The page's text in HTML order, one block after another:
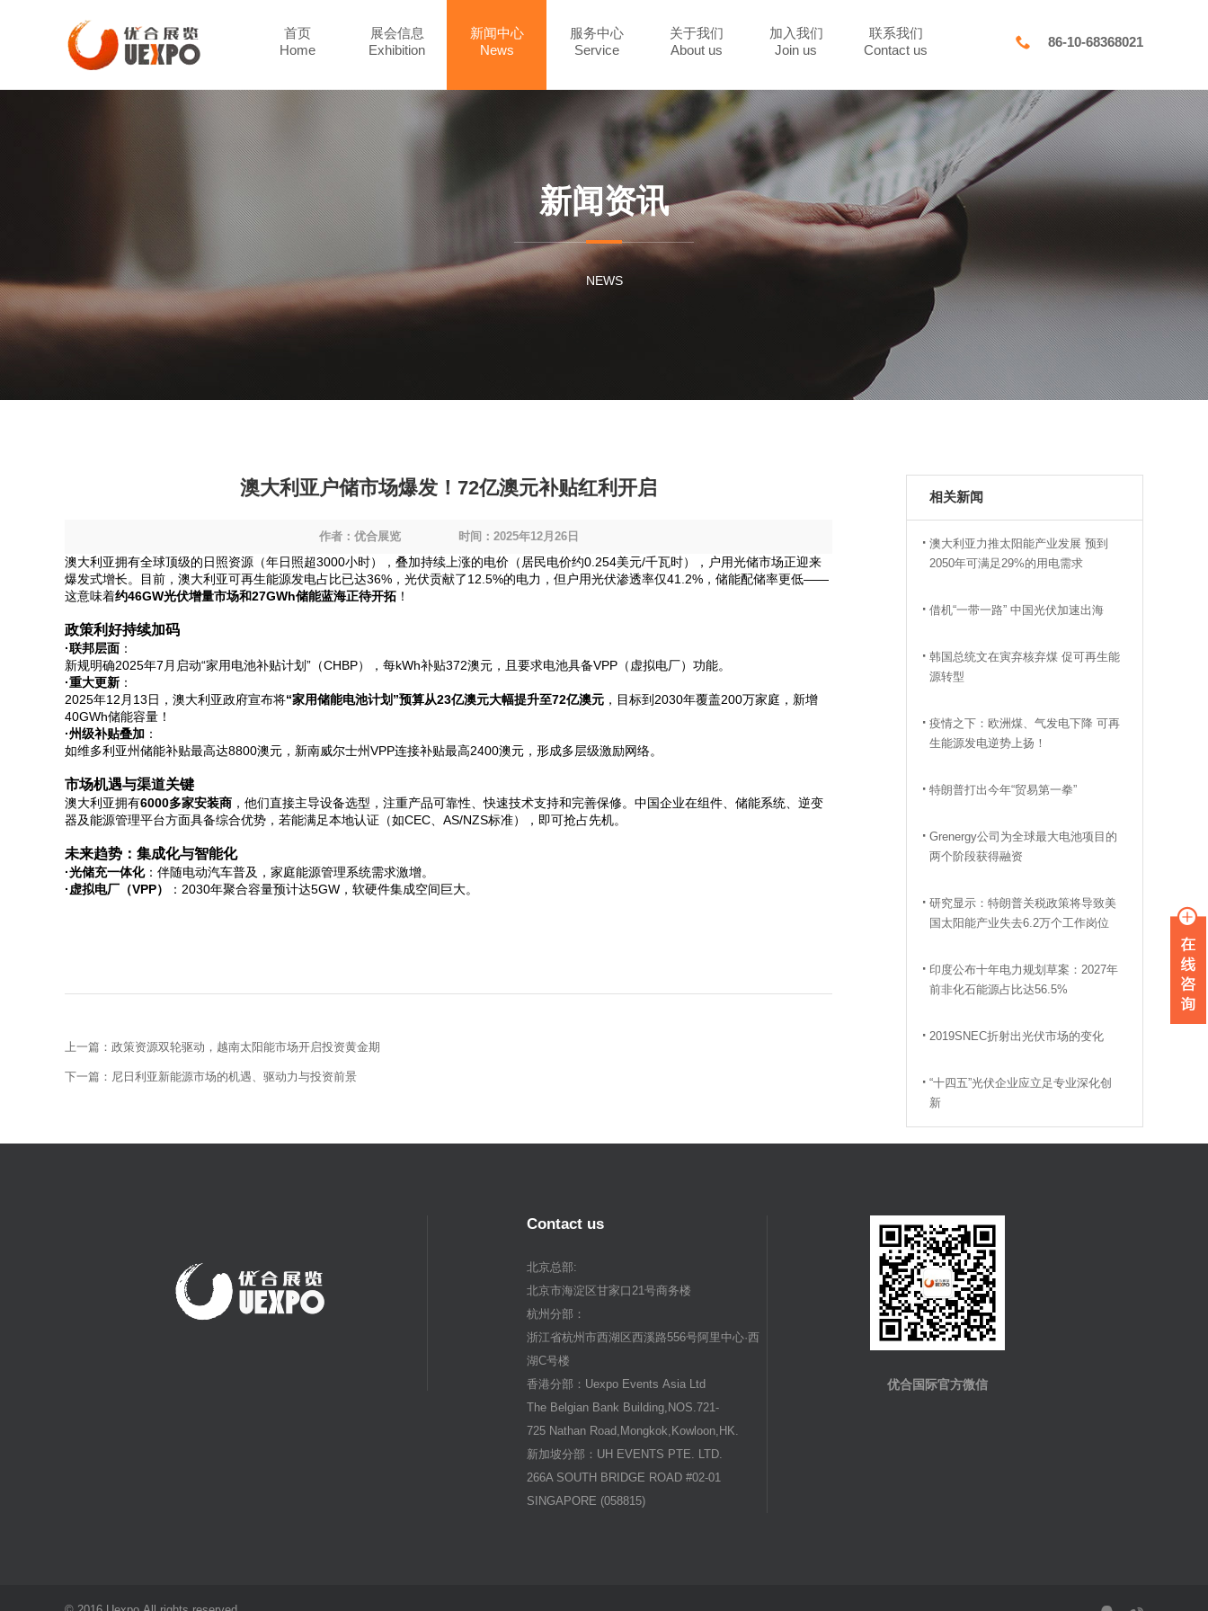
 86-10-68368021
首页
Home
展会信息
Exhibition
新闻中心
News
服务中心
Service
关于我们
About us
加入我们
Join us
联系我们
Contact us
新闻资讯
NEWS
澳大利亚户储市场爆发！72亿澳元补贴红利开启
作者：优合展览 时间：2025年12月26日
澳大利亚拥有全球顶级的日照资源（年日照超3000小时），叠加持续上涨的电价（居民电价约0.254美元/千瓦时），户用光储市场正迎来
爆发式增长。目前，澳大利亚可再生能源发电占比已达36%，光伏贡献了12.5%的电力，但户用光伏渗透率仅41.2%，储能配储率更低——
这意味着约46GW光伏增量市场和27GWh储能蓝海正待开拓 ！
政策利好持续加码
·联邦层面 ：
新规明确2025年7月启动“家用电池补贴计划”（CHBP），每kWh补贴372澳元，且要求电池具备VPP（虚拟电厂）功能。
·重大更新 ：
2025年12月13日，澳大利亚政府宣布将“家用储能电池计划”预算从23亿澳元大幅提升至72亿澳元 ，目标到2030年覆盖200万家庭，新增
40GWh储能容量！
·州级补贴叠加 ：
如维多利亚州储能补贴最高达8800澳元，新南威尔士州VPP连接补贴最高2400澳元，形成多层级激励网络。
市场机遇与渠道关键
澳大利亚拥有6000多家安装商 ，他们直接主导设备选型，注重产品可靠性、快速技术支持和完善保修。中国企业在组件、储能系统、逆变
器及能源管理平台方面具备综合优势，若能满足本地认证（如CEC、AS/NZS标准），即可抢占先机。
未来趋势：集成化与智能化
·光储充一体化：伴随电动汽车普及，家庭能源管理系统需求激增。
·虚拟电厂（VPP）
：2030年聚合容量预计达5GW，软硬件集成空间巨大。
上一篇：政策资源双轮驱动，越南太阳能市场开启投资黄金期
下一篇：尼日利亚新能源市场的机遇、驱动力与投资前景
相关新闻
澳大利亚力推太阳能产业发展 预到
2050年可满足29%的用电需求
借机“一带一路” 中国光伏加速出海
韩国总统文在寅弃核弃煤 促可再生能
源转型
疫情之下：欧洲煤、气发电下降 可再
生能源发电逆势上扬！
特朗普打出今年“贸易第一拳”
Grenergy公司为全球最大电池项目的
两个阶段获得融资
研究显示：特朗普关税政策将导致美
国太阳能产业失去6.2万个工作岗位
印度公布十年电力规划草案：2027年
前非化石能源占比达56.5%
2019SNEC折射出光伏市场的变化
“十四五”光伏企业应立足专业深化创
新
Contact us
北京总部:
北京市海淀区甘家口21号商务楼
杭州分部：
浙江省杭州市西湖区西溪路556号阿里中心·西
湖C号楼
香港分部：Uexpo Events Asia Ltd
The Belgian Bank Building,NOS.721-
725 Nathan Road,Mongkok,Kowloon,HK.
新加坡分部：UH EVENTS PTE. LTD.
266A SOUTH BRIDGE ROAD #02-01
SINGAPORE (058815)
优合国际官方微信